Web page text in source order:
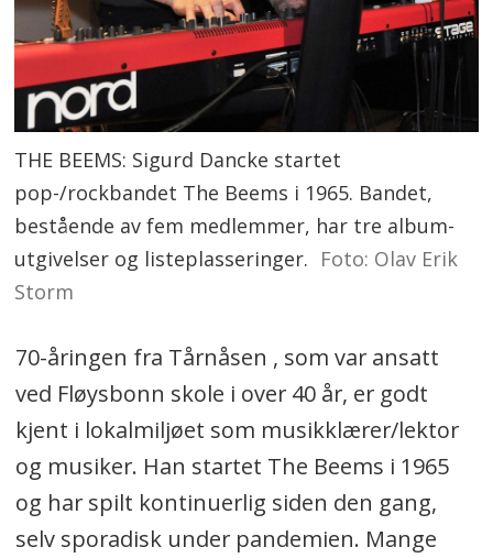
THE BEEMS: Sigurd Dancke startet
pop-/rockbandet The Beems i 1965. Bandet,
bestående av fem medlemmer, har tre album-
utgivelser og listeplasseringer. Foto: Olav Erik
Storm
70-åringen fra Tårnåsen , som var ansatt
ved Fløysbonn skole i over 40 år, er godt
kjent i lokalmiljøet som musikklærer/lektor
og musiker. Han startet The Beems i 1965
og har spilt kontinuerlig siden den gang,
selv sporadisk under pandemien. Mange